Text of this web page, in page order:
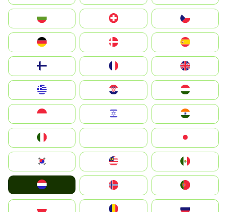
Switzerland
Deutschland
United Kingdom
Magyarország
South Korea